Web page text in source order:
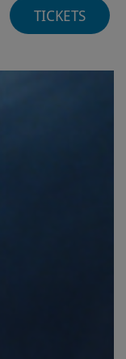
TICKETS